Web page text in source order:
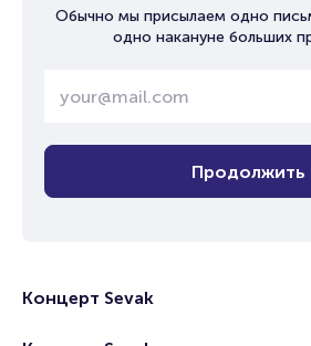
Обычно мы присылаем одно
одно накануне больших
Продолжить
Концерт Sevak